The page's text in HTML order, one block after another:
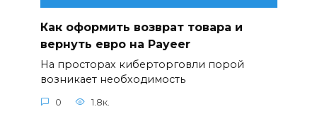
Как оформить возврат товара и
вернуть евро на Payeer
На просторах киберторговли порой
возникает необходимость
0 1.8к.